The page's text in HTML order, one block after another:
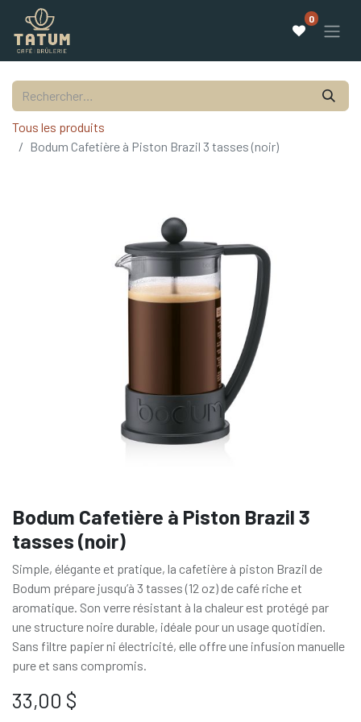
0
Tous les produits
Bodum Cafetière à Piston Brazil 3 tasses (noir)
Bodum Cafetière à Piston Brazil 3
tasses (noir)
Simple, élégante et pratique, la cafetière à piston Brazil de
Bodum prépare jusqu’à 3 tasses (12 oz) de café riche et
aromatique. Son verre résistant à la chaleur est protégé par
une structure noire durable, idéale pour un usage quotidien.
Sans filtre papier ni électricité, elle offre une infusion manuelle
pure et sans compromis.
33,00 $